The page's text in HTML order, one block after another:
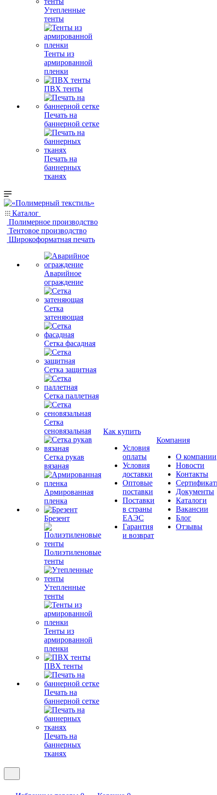
Утепленные
тенты
Тенты из
армированной
пленки
ПВХ тенты
Печать на
баннерной сетке
Печать на
баннерных
тканях
Каталог
Полимерное производство
Тентовое производство
Широкоформатная печать
Аварийное
ограждение
Сетка
затеняющая
Сетка фасадная
Сетка защитная
Сетка паллетная
Сетка
сеновязальная
Сетка рукав
вязаная
Армированная
пленка
Брезент
Полиэтиленовые
тенты
Утепленные
тенты
Тенты из
армированной
пленки
ПВХ тенты
Печать на
баннерной сетке
Печать на
баннерных
тканях
Как купить
Условия
оплаты
Условия
доставки
Оптовые
поставки
Поставки
в страны
ЕАЭС
Гарантия
и возврат
Компания
О компании
Новости
Контакты
Документы
Каталоги
Вакансии
Блог
Отзывы